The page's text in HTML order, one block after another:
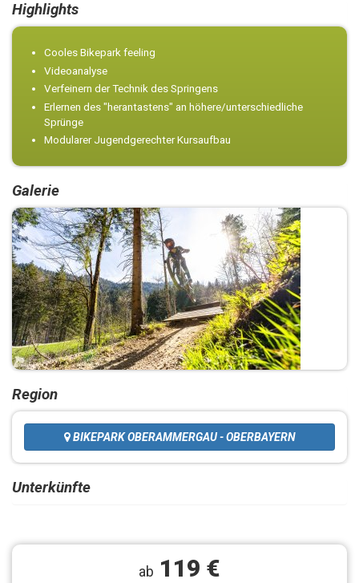
Highlights
Cooles Bikepark feeling
Videoanalyse
Verfeinern der Technik des Springens
Erlernen des "herantastens" an höhere/unterschiedliche
Sprünge
Modularer Jugendgerechter Kursaufbau
Galerie
Region
BIKEPARK OBERAMMERGAU - OBERBAYERN
Unterkünfte
ab 119 €